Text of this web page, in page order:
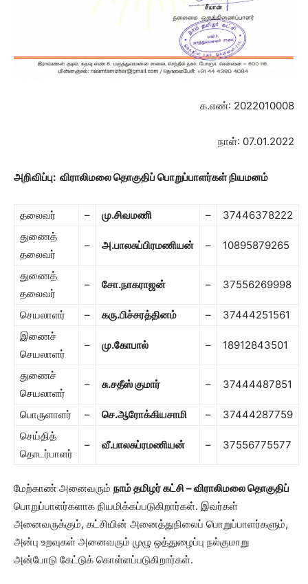
க.எண்: 2022010008
நாள்: 07.01.2022
அறிவிப்பு: விராலிமலை தொகுதிப் பொறுப்பாளர்கள் நியமனம்
தலைவர் – மு.சிவமணி –
37446378222
துணைத்
தலைவர்
– அ.பாலசுப்பிரமணியன் – 10895879265
துணைத்
தலைவர்
– சோ.நாகராஜன் – 37556269998
செயலாளர் – கரு.பிச்சரத்தினம் –
37444251561
இணைச்
செயலாளர்
– மு.கோபால் – 18912843501
துணைச்
செயலாளர்
– சு.சதீஸ் குமார் – 37444487851
பொருளாளர் – செ.ஆரோக்கியசாமி –
37444287759
செய்தித்
தொடர்பாளர்
– வீ.பாலசுப்ரமணியன் – 37556775577
மேற்காண் அனைவரும் நாம் தமிழர் கட்சி – விராலிமலை தொகுதிப்
பொறுப்பாளர்களாக நியமிக்கப்படுகிறார்கள். இவர்கள்
அனைவருக்கும், கட்சியின் அனைத்துநிலைப் பொறுப்பாளர்களும்,
அன்பு உறவுகள் அனைவரும் முழு ஒத்துழைப்பு நல்குமாறு
அன்போடு கேட்டுக் கொள்ளப்படுகிறார்கள்.